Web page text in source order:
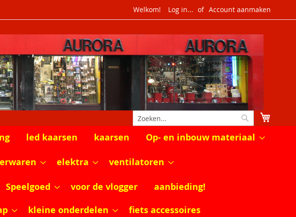
Welkom! Log in... Account aanmaken
Zoek
led kaarsen kaarsen Op- en inbouw materiaal
elektra ventilatoren
Speelgoed voor de vlogger
aanbieding!
kleine onderdelen
fiets accessoires